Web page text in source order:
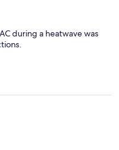
during a heatwave was